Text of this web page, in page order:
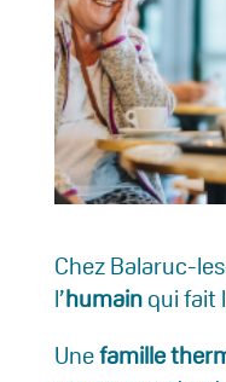
Chez Balaruc-
l’humainqui fait
Unefamille